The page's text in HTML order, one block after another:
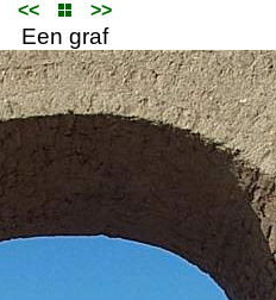
<< >>
Een graf